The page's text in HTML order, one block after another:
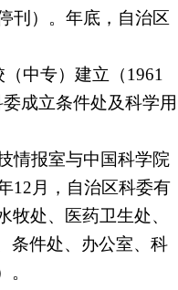
刊）。年底，自治区
中专）建立（1961
成立条件处及科学用
情报室与中国科学院
12月，自治区科委有
牧处、医药卫生处、
条件处、办公室、科